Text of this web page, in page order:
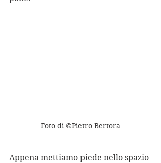
Foto di ©Pietro Bertora
Appena mettiamo piede nello spazio